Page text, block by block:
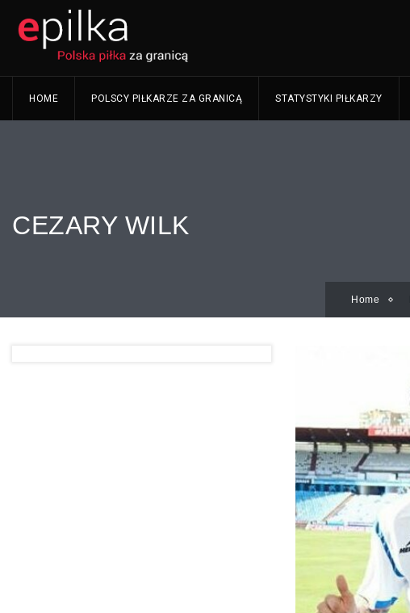
HOME POLSCY PIŁKARZE ZA GRANICĄ STATYSTYKI PIŁKARZY
CEZARY WILK
Home